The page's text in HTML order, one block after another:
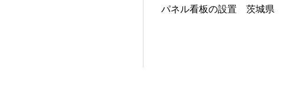
パネル看板の設置 茨城県